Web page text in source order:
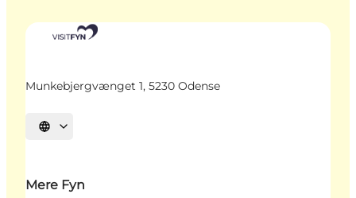
Munkebjergvænget 1, 5230 Odense
Vælg sprog
Mere Fyn